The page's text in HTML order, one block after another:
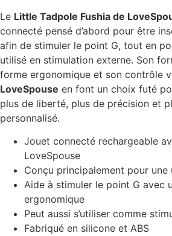
Le Little Tadpole Fushia de
connecté pensé d’abord pour être
afin de stimuler le point G, tout en
utilisé en stimulation externe. Son
forme ergonomique et son contrôle
LoveSpouse en font un choix futé
plus de liberté, plus de précision et
personnalisé.
Jouet connecté rechargeable
LoveSpouse
Conçu principalement pour
Aide à stimuler le point G avec
ergonomique
Peut aussi s’utiliser comme
Fabriqué en silicone et ABS